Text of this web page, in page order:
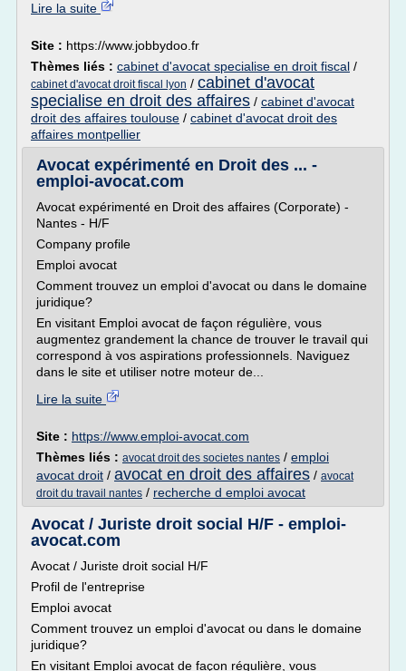
Lire la suite
Site : https://www.jobbydoo.fr
Thèmes liés : cabinet d'avocat specialise en droit fiscal /
cabinet d'avocat droit fiscal lyon / cabinet d'avocat
specialise en droit des affaires / cabinet d'avocat
droit des affaires toulouse / cabinet d'avocat droit des
affaires montpellier
Avocat expérimenté en Droit des ... -
emploi-avocat.com
Avocat expérimenté en Droit des affaires (Corporate) -
Nantes - H/F
Company profile
Emploi avocat
Comment trouvez un emploi d'avocat ou dans le domaine
juridique?
En visitant Emploi avocat de façon régulière, vous
augmentez grandement la chance de trouver le travail qui
correspond à vos aspirations professionnels. Naviguez
dans le site et utiliser notre moteur de...
Lire la suite
Site : https://www.emploi-avocat.com
Thèmes liés : avocat droit des societes nantes / emploi
avocat droit / avocat en droit des affaires / avocat
droit du travail nantes / recherche d emploi avocat
Avocat / Juriste droit social H/F - emploi-
avocat.com
Avocat / Juriste droit social H/F
Profil de l'entreprise
Emploi avocat
Comment trouvez un emploi d'avocat ou dans le domaine
juridique?
En visitant Emploi avocat de façon régulière, vous